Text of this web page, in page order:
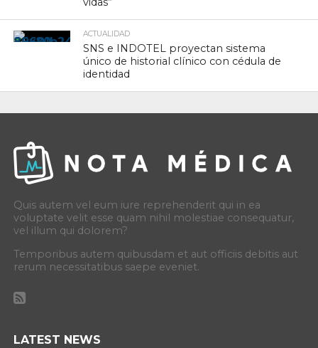
ACTUALIDAD
SNS e INDOTEL proyectan sistema
único de historial clínico con cédula de
identidad
Quis autem vel eum iure reprehenderit qui in ea
voluptate velit esse quam nihil molestiae consequatur,
vel illum qui dolorem?
Temporibus autem quibusdam et aut officiis debitis aut
rerum necessitatibus saepe eveniet.
LATEST NEWS